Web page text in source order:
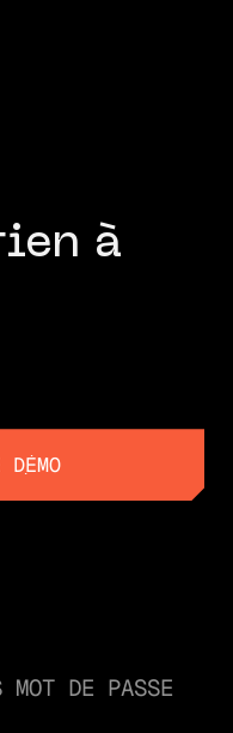
à
DE PASSE